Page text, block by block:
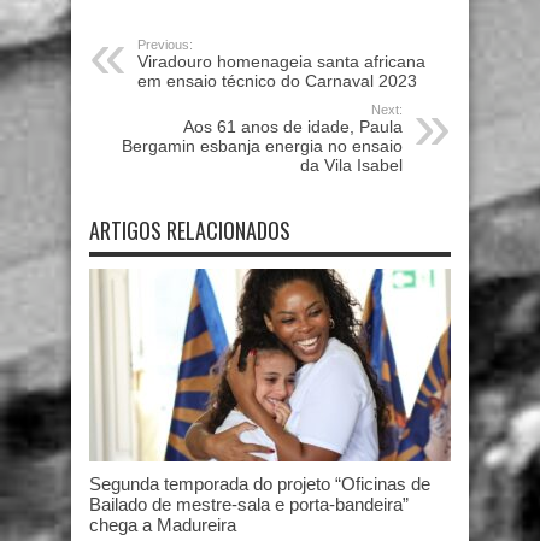
Previous:
Viradouro homenageia santa africana
em ensaio técnico do Carnaval 2023
Next:
Aos 61 anos de idade, Paula
Bergamin esbanja energia no ensaio
da Vila Isabel
ARTIGOS RELACIONADOS
Segunda temporada do projeto “Oficinas de
Bailado de mestre-sala e porta-bandeira”
chega a Madureira